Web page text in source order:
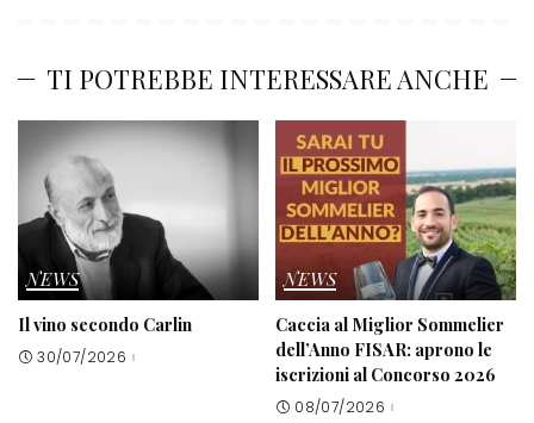
TI POTREBBE INTERESSARE ANCHE
NEWS
Il vino secondo Carlin
30/07/2026
NEWS
Caccia al Miglior Sommelier
dell’Anno FISAR: aprono le
iscrizioni al Concorso 2026
08/07/2026